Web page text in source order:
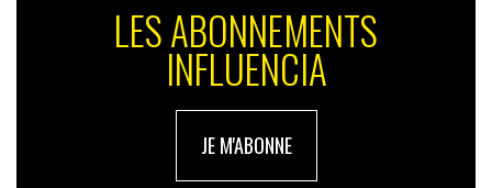
LES ABONNEMENTS
INFLUENCIA
JE M'ABONNE